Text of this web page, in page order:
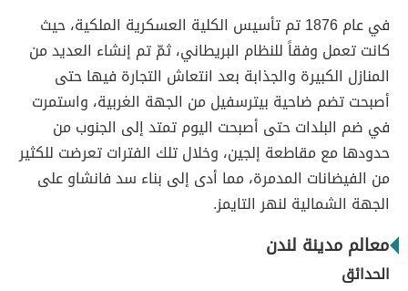
في عام 1876 تم تأسيس الكلية العسكرية الملكية، حيث
كانت تعمل وفقاً للنظام البريطاني، ثمّ تم إنشاء العديد من
المنازل الكبيرة والجذابة بعد انتعاش التجارة فيها حتى
أصبحت تضم ضاحية بيترسفيل من الجهة الغربية، واستمرت
في ضم البلدات حتى أصبحت اليوم تمتد إلى الجنوب من
حدودها مع مقاطعة إلجين، وخلال تلك الفترات تعرضت للكثير
من الفيضانات المدمرة، مما أدى إلى بناء سد فانشاو على
الجهة الشمالية لنهر التايمز.
معالم مدينة لندن
الحدائق